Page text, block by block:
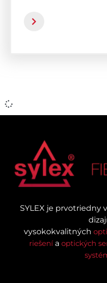
SYLEX je prvotriedny
vysokokvalitných
riešení a optických